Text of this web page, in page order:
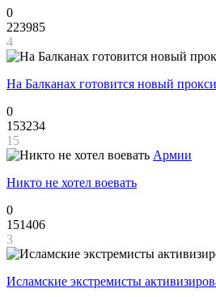
0
223985
4
На Балканах готовится новый
0
153234
15
Армии
Никто не хотел воевать
0
151406
3
Исламские экстремисты